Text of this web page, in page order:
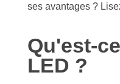
ses avantages ?
Qu'est-
LED ?